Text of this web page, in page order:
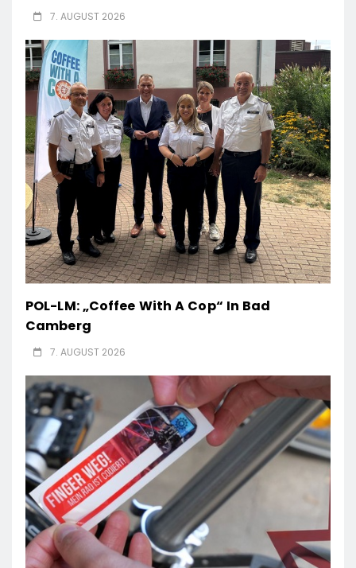
7. AUGUST 2026
POL-LM: „Coffee With A Cop“ In Bad
Camberg
7. AUGUST 2026